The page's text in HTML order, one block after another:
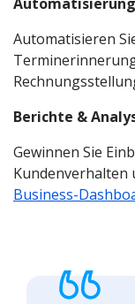
Automatisieren
Berichte &
Gewinnen Sie
Kundenverhalten
Business-